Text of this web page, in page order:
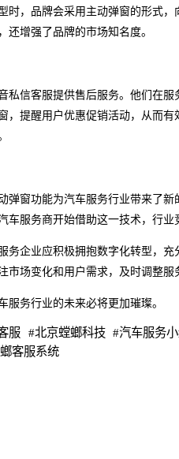
时，品牌会采用主动弹窗的形式
增强了品牌的市场知名度。
私信客服提供售后服务。他们在
，提醒用户优惠促销活动，从而
弹窗功能为汽车服务行业带来了
车服务商开始借助这一技术，行业
务企业应积极拥抱数字化转型，
市场变化和用户需求，及时调整服
务行业的未来必将更加璀璨。
服 #北京螳螂科技 #汽车服务
客服系统